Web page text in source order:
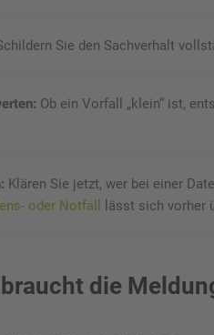
Sie den Sachverhalt
Ob ein Vorfall „klein“ ist,
Klären Sie jetzt, wer bei einer
oder Notfall
lässt sich vorher
die